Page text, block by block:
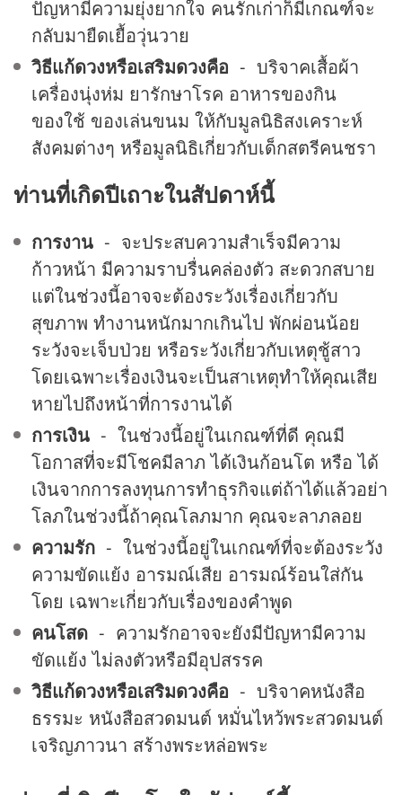
ปัญหามีความยุ่งยากใจ คนรักเก่าก็มีเกณฑ์จะ
กลับมายืดเยื้อวุ่นวาย
วิธีแก้ดวงหรือเสริมดวงคือ - บริจาคเสื้อผ้า
เครื่องนุ่งห่ม ยารักษาโรค อาหารของกิน
ของใช้ ของเล่นขนม ให้กับมูลนิธิสงเคราะห์
สังคมต่างๆ หรือมูลนิธิเกี่ยวกับเด็กสตรีคนชรา
ท่านที่เกิดปีเถาะในสัปดาห์นี้
การงาน - จะประสบความสำเร็จมีความ
ก้าวหน้า มีความราบรื่นคล่องตัว สะดวกสบาย
แต่ในช่วงนี้อาจจะต้องระวังเรื่องเกี่ยวกับ
สุขภาพ ทำงานหนักมากเกินไป พักผ่อนน้อย
ระวังจะเจ็บป่วย หรือระวังเกี่ยวกับเหตุชู้สาว
โดยเฉพาะเรื่องเงินจะเป็นสาเหตุทำให้คุณเสีย
หายไปถึงหน้าที่การงานได้
การเงิน - ในช่วงนี้อยู่ในเกณฑ์ที่ดี คุณมี
โอกาสที่จะมีโชคมีลาภ ได้เงินก้อนโต หรือ ได้
เงินจากการลงทุนการทำธุรกิจแต่ถ้าได้แล้วอย่า
โลภในช่วงนี้ถ้าคุณโลภมาก คุณจะลาภลอย
ความรัก - ในช่วงนี้อยู่ในเกณฑ์ที่จะต้องระวัง
ความขัดแย้ง อารมณ์เสีย อารมณ์ร้อนใส่กัน
โดย เฉพาะเกี่ยวกับเรื่องของคำพูด
คนโสด - ความรักอาจจะยังมีปัญหามีความ
ขัดแย้ง ไม่ลงตัวหรือมีอุปสรรค
วิธีแก้ดวงหรือเสริมดวงคือ - บริจาคหนังสือ
ธรรมะ หนังสือสวดมนต์ หมั่นไหว้พระสวดมนต์
เจริญภาวนา สร้างพระหล่อพระ